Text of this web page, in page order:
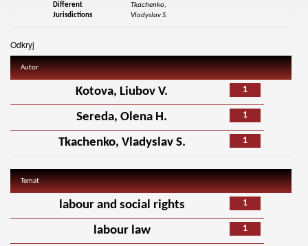
Different
Jurisdictions
Tkachenko,
Vladyslav S.
Odkryj
Autor
1
Kotova, Liubov V.
1
Sereda, Olena H.
1
Tkachenko, Vladyslav S.
Temat
1
labour and social rights
1
labour law